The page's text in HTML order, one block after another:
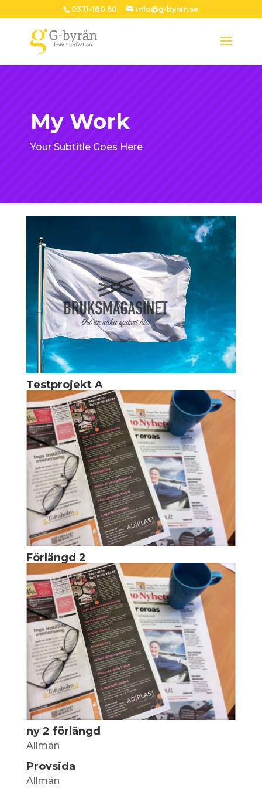
0371-180 60 info@g-byran.se
My Work
Your Subtitle Goes Here
Testprojekt A
Förlängd 2
ny 2 förlängd
Allmän
Provsida
Allmän